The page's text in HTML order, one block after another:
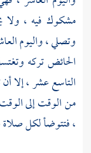
مشكوك فيه ، ولا
وتصلي ، واليوم
الحائض تركه
التاسع عشر ، إلا
من الوقت إلى
، فتتوضأ لكل